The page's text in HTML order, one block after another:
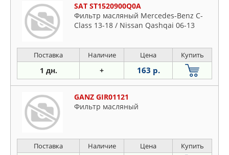
SAT ST1520900Q0A
Фильтр масляный Mercedes-Benz C-
Class 13-18 / Nissan Qashqai 06-13
Поставка Наличие Цена Купить
1 дн. + 163 р.
GANZ GIR01121
Фильтр масляный
Поставка Наличие Цена Купить